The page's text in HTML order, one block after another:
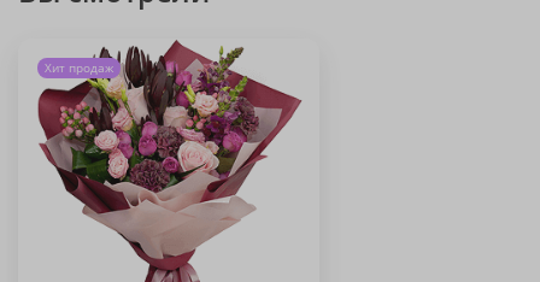
Хит продаж